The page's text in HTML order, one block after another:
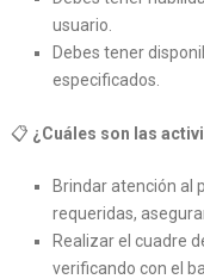
usuario.
Debes tener
especificados.
📋 ¿Cuáles son las
Brindar atención al
requeridas,
Realizar el cuadre
verificando con el